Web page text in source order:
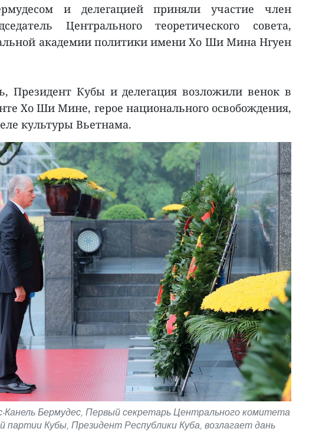
и делегацией приняли участие член
Центрального теоретического совета,
академии политики имени Хо Ши Мина Нгуен
Президент Кубы и делегация возложили венок в
Хо Ши Мине, герое национального освобождения,
культуры Вьетнама.
Канель Бермудес, Первый секретарь Центрального комитета
партии Кубы, Президент Республики Куба, возлагает дань